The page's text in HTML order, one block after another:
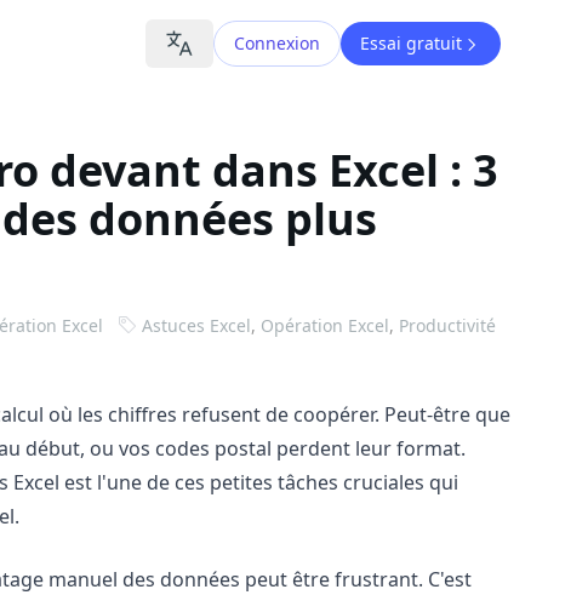
Connexion Essai gratuit
devant dans Excel : 3
données plus
Excel Astuces Excel, Opération Excel, Productivité
où les chiffres refusent de coopérer. Peut-être que
début, ou vos codes postal perdent leur format.
est l'une de ces petites tâches cruciales qui
manuel des données peut être frustrant. C'est